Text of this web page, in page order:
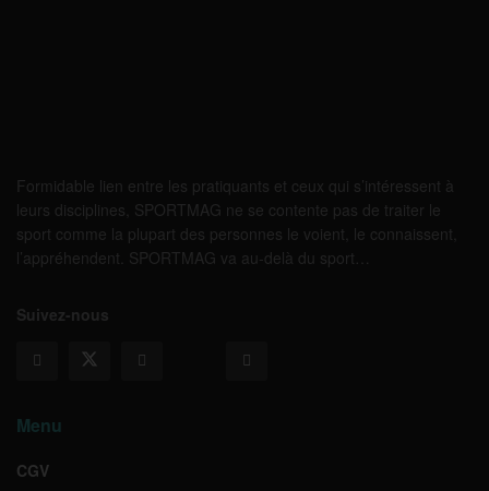
Formidable lien entre les pratiquants et ceux qui s’intéressent à
leurs disciplines, SPORTMAG ne se contente pas de traiter le
sport comme la plupart des personnes le voient, le connaissent,
l’appréhendent. SPORTMAG va au-delà du sport…
Suivez-nous
Menu
CGV